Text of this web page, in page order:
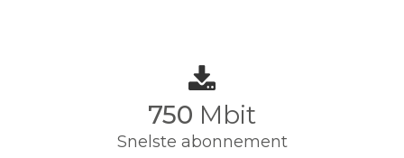
750 Mbit
Snelste abonnement